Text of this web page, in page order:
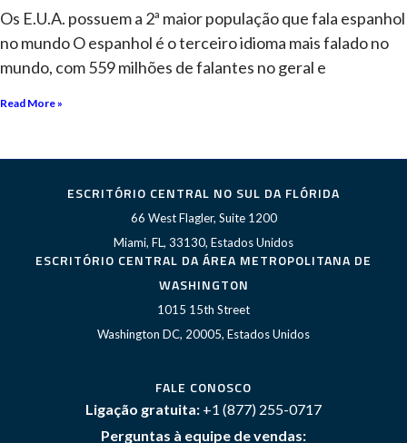
Os E.U.A. possuem a 2ª maior população que fala espanhol
no mundo O espanhol é o terceiro idioma mais falado no
mundo, com 559 milhões de falantes no geral e
Read More »
ESCRITÓRIO CENTRAL NO SUL DA FLÓRIDA
66 West Flagler, Suite 1200
Miami, FL, 33130, Estados Unidos
ESCRITÓRIO CENTRAL DA ÁREA METROPOLITANA DE
WASHINGTON
1015 15th Street
Washington DC, 20005, Estados Unidos
FALE CONOSCO
Ligação gratuita: +1 (877) 255-0717
Perguntas à equipe de vendas: